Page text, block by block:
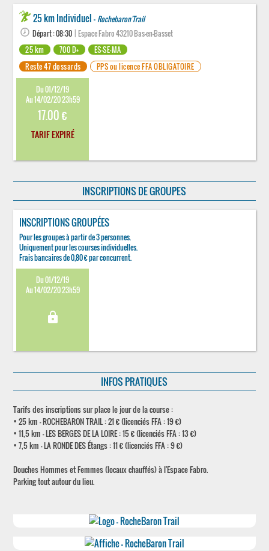
25 km Individuel - Rochebaron'Trail
Départ : 08:30 | Espace Fabro 43210 Bas-en-Basset
25 km
700 D+
ES-SE-MA
Reste 47 dossards
PPS ou licence FFA OBLIGATOIRE
Du 01/12/19
Au 14/02/20 23h59
17.00 €
TARIF EXPIRÉ
INSCRIPTIONS DE GROUPES
INSCRIPTIONS GROUPÉES
Pour les groupes à partir de 3 personnes.
Uniquement pour les courses individuelles.
Frais bancaires de 0,80 € par concurrent.
Du 01/12/19
Au 14/02/20 23h59
lock
INFOS PRATIQUES
Tarifs des inscriptions sur place le jour de la course :
• 25 km - ROCHEBARON TRAIL : 21 € (licenciés FFA : 19 €)
• 11,5 km - LES BERGES DE LA LOIRE : 15 € (licenciés FFA : 13 €)
• 7,5 km - LA RONDE DES Étangs : 11 € (licenciés FFA : 9 €)
Douches Hommes et Femmes (locaux chauffés) à l'Espace Fabro.
Parking tout autour du lieu.